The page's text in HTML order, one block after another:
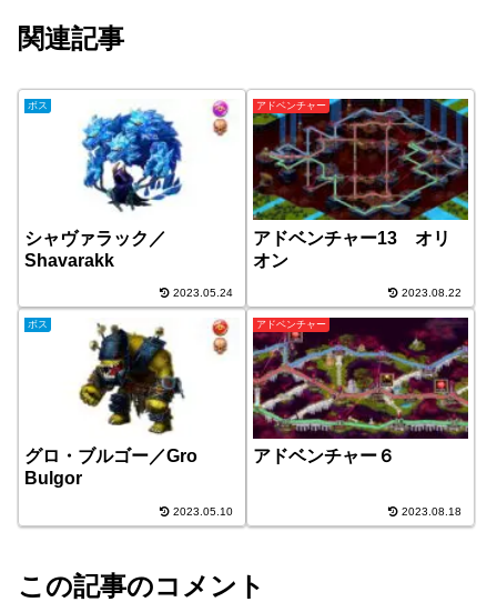
関連記事
ボス
シャヴァラック／
Shavarakk
2023.05.24
アドベンチャー
アドベンチャー13 オリ
オン
2023.08.22
ボス
グロ・ブルゴー／Gro
Bulgor
2023.05.10
アドベンチャー
アドベンチャー６
2023.08.18
この記事のコメント